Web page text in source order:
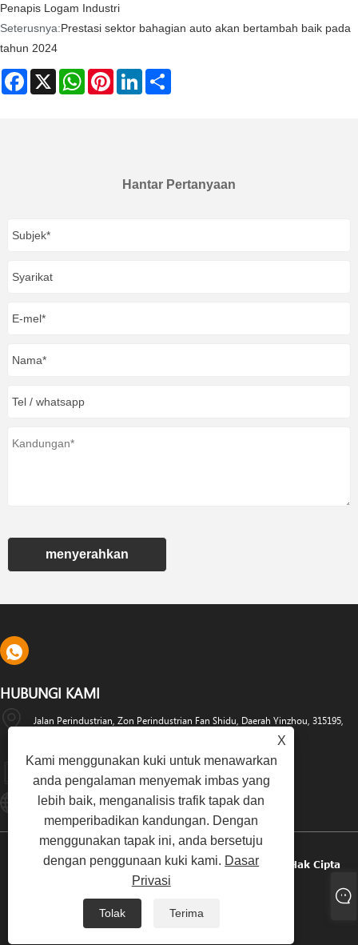
Penapis Logam Industri
Seterusnya:Prestasi sektor bahagian auto akan bertambah baik pada
tahun 2024
Facebook
X WhatsAppPinterestLinkedIn
Hantar Pertanyaan
menyerahkan
HUBUNGI KAMI
Jalan Perindustrian, Zon Perindustrian Fan Shidu, Daerah Yinzhou, 315195,
+86-574-88486629
Info@dyfab-Industry.com
Hak Cipta © 2024 Ningbo Dyfab Industry Co., Ltd. Hak Cipta
Terpelihara.
Links Sitemap RSS XML
X
Kami menggunakan kuki untuk menawarkan
anda pengalaman menyemak imbas yang
lebih baik, menganalisis trafik tapak dan
memperibadikan kandungan. Dengan
menggunakan tapak ini, anda bersetuju
dengan penggunaan kuki kami. Dasar
Privasi
Tolak Terima